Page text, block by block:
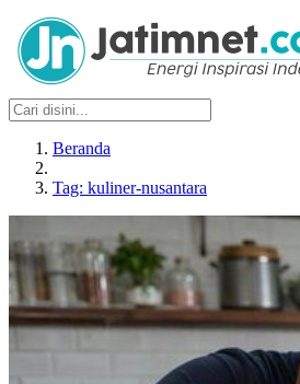
Beranda
Tag: kuliner-nusantara